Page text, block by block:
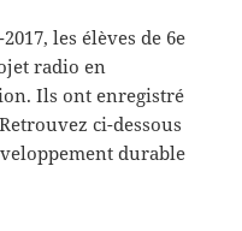
les élèves de 6e
radio en
Ils ont enregistré
ci-dessous
durable